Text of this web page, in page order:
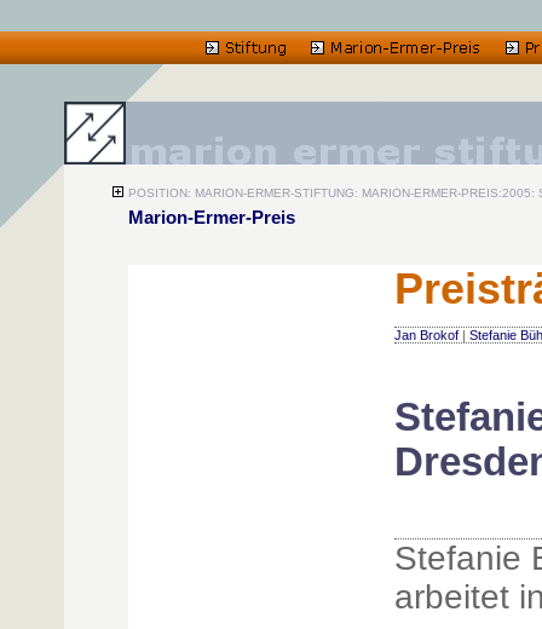
POSITION: MARION-ERMER-STIFTUNG: MARION-ERMER-PREIS:2005:
Marion-Ermer-Preis
Jan Brokof | Stefanie
Stefanie
arbeitet